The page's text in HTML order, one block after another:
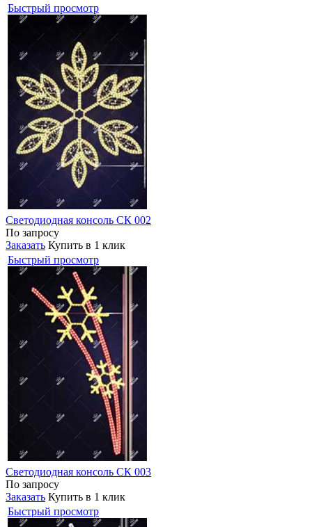
Быстрый просмотр
Светодиодная консоль СК 002
По запросу
Заказать Купить в 1 клик
Быстрый просмотр
Светодиодная консоль СК 003
По запросу
Заказать Купить в 1 клик
Быстрый просмотр